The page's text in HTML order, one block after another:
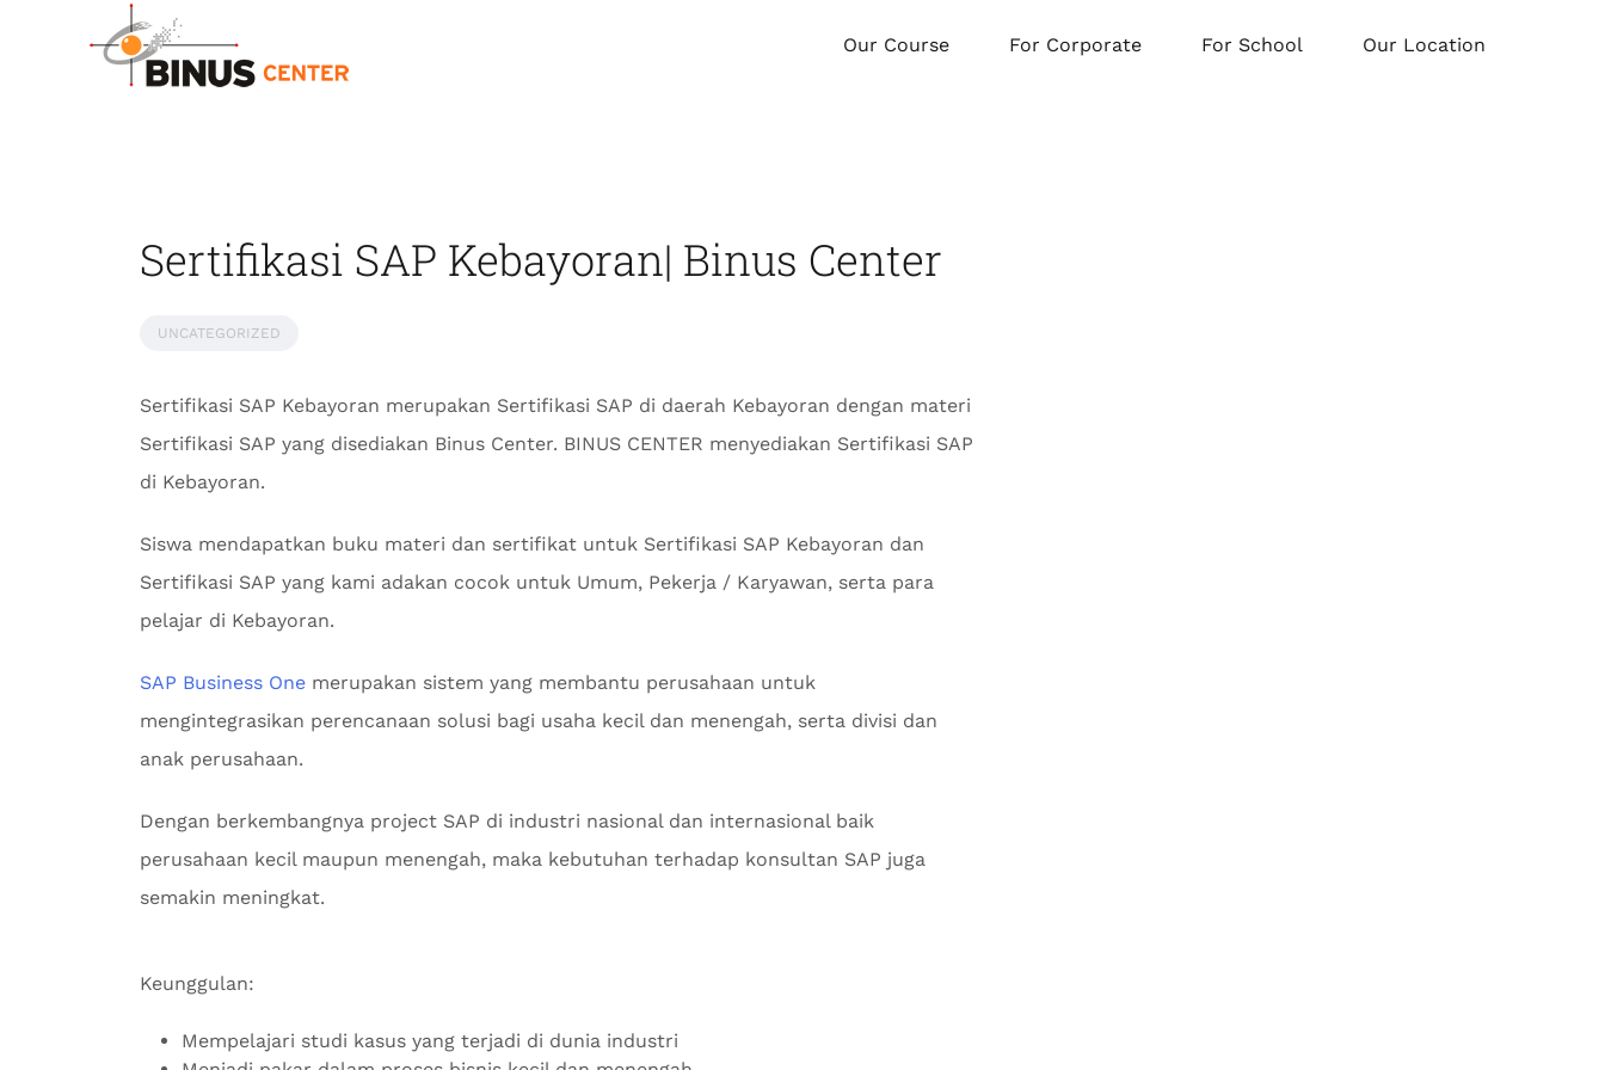
Our Course For Corporate For School Our Location
Sertifikasi SAP Kebayoran| Binus Center
UNCATEGORIZED
Sertifikasi SAP Kebayoran merupakan Sertifikasi SAP di daerah Kebayoran dengan materi
Sertifikasi SAP yang disediakan Binus Center. BINUS CENTER menyediakan Sertifikasi SAP
di Kebayoran.
Siswa mendapatkan buku materi dan sertifikat untuk Sertifikasi SAP Kebayoran dan
Sertifikasi SAP yang kami adakan cocok untuk Umum, Pekerja / Karyawan, serta para
pelajar di Kebayoran.
SAP Business One merupakan sistem yang membantu perusahaan untuk
mengintegrasikan perencanaan solusi bagi usaha kecil dan menengah, serta divisi dan
anak perusahaan.
Dengan berkembangnya project SAP di industri nasional dan internasional baik
perusahaan kecil maupun menengah, maka kebutuhan terhadap konsultan SAP juga
semakin meningkat.
Keunggulan:
Mempelajari studi kasus yang terjadi di dunia industri